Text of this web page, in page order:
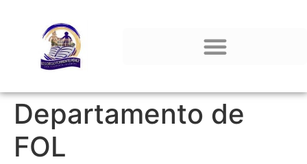
Departamento de
FOL